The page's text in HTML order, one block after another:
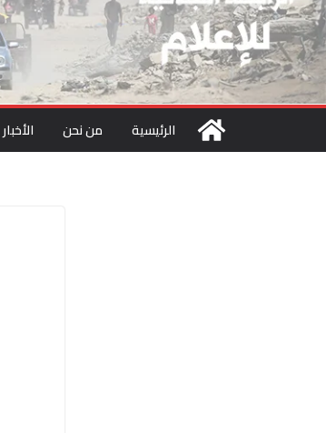
الرئيسية من نحن الأخبار